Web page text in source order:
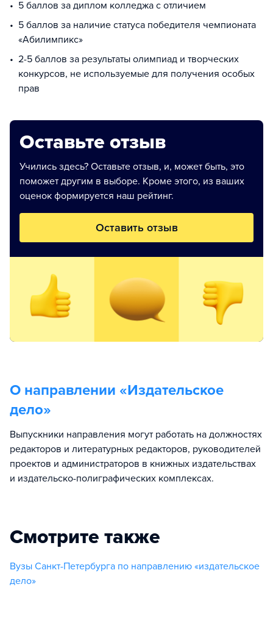
5 баллов за диплом колледжа с отличием
5 баллов за наличие статуса победителя чемпионата
«Абилимпикс»
2-5 баллов за результаты олимпиад и творческих
конкурсов, не используемые для получения особых
прав
Оставьте отзыв
Учились здесь? Оставьте отзыв, и, может быть, это
поможет другим в выборе. Кроме этого, из ваших
оценок формируется наш рейтинг.
Оставить отзыв
О направлении «Издательское
дело»
Выпускники направления могут работать на должностях
редакторов и литературных редакторов, руководителей
проектов и администраторов в книжных издательствах
и издательско-полиграфических комплексах.
Смотрите также
Вузы Санкт-Петербурга по направлению «издательское
дело»